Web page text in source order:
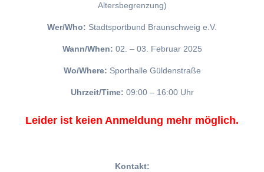
Altersbegrenzung)
Wer/Who: Stadtsportbund Braunschweig e.V.
Wann/When: 02. – 03. Februar 2025
Wo/Where: Sporthalle Güldenstraße
Uhrzeit/Time: 09:00 – 16:00 Uhr
Leider ist keien Anmeldung mehr möglich.
Kontakt: